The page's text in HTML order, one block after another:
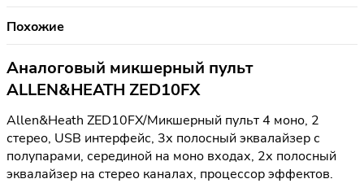
Похожие
Аналоговый микшерный пульт
ALLEN&HEATH ZED10FX
Allen&Heath ZED10FX/Микшерный пульт 4 моно, 2
стерео, USB интерфейс, 3х полосный эквалайзер с
полупарами, серединой на моно входах, 2х полосный
эквалайзер на стерео каналах, процессор эффектов.